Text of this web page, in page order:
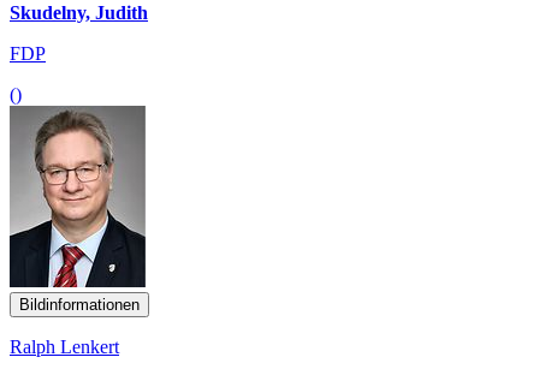
Skudelny, Judith
FDP
()
Bildinformationen
Ralph Lenkert